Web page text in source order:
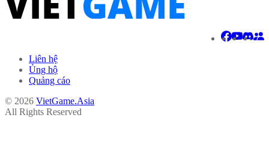
Liên hệ
Ủng hộ
Quảng cáo
© 2026 VietGame.Asia
All Rights Reserved